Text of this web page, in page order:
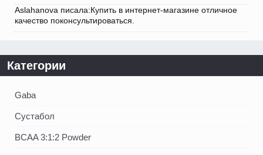
Aslahanova писала:Купить в интернет-магазине отличное
качество поконсультироваться.
Категории
Gaba
Сустабол
BCAA 3:1:2 Powder